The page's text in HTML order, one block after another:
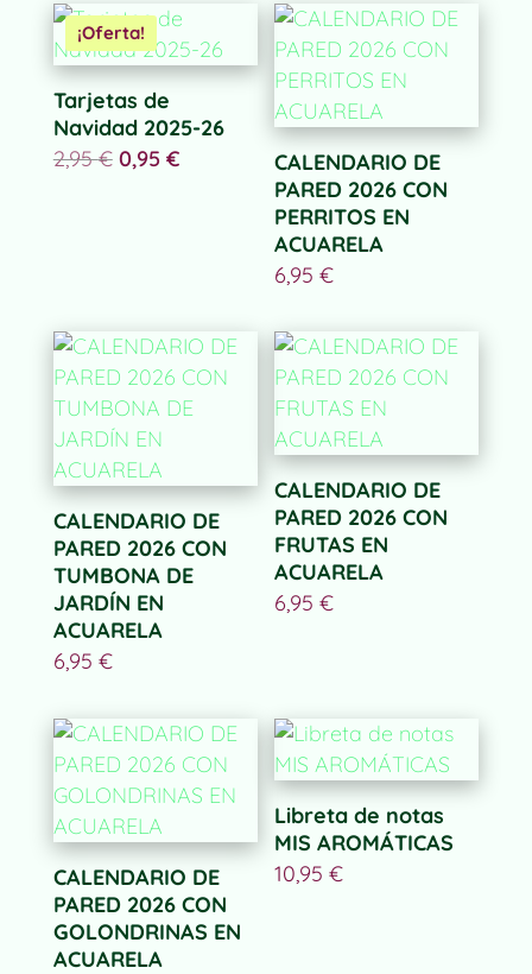
¡Oferta!
Tarjetas de
Navidad 2025-26
2,95€ El
precio
0,95 €El
precio
CALENDARIO DE
PARED 2026 CON
PERRITOS EN
ACUARELA
6,95€
CALENDARIO DE
PARED 2026 CON
TUMBONA DE
JARDÍN EN
ACUARELA
6,95 €
CALENDARIO DE
PARED 2026 CON
FRUTAS EN
ACUARELA
6,95€
CALENDARIO DE
PARED 2026 CON
GOLONDRINAS EN
ACUARELA
Libreta de notas
MIS AROMÁTICAS
10,95€